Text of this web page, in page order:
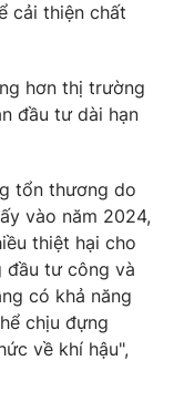
Quốc Thắng,
932
cải thiện chất
hơn thị trường
đầu tư dài hạn
tổn thương do
vào năm 2024,
thiệt hại cho
đầu tư công và
có khả năng
chịu đựng
về khí hậu",